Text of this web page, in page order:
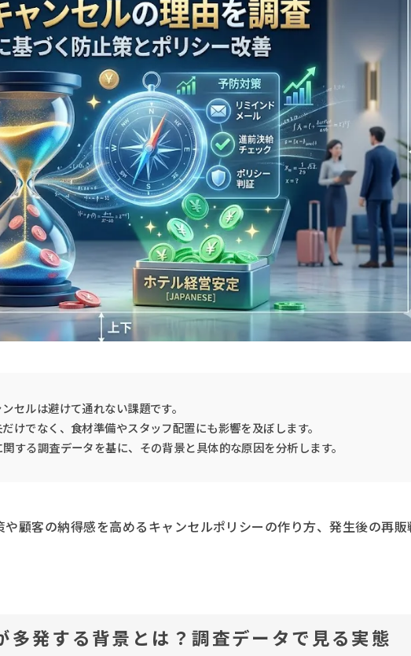
セルは避けて通れない課題です。
けでなく、食材準備やスタッフ配置にも影響を及ぼします。
する調査データを基に、その背景と具体的な原因を分析します。
顧客の納得感を高めるキャンセルポリシーの作り方、発生後の再販
多発する背景とは？調査データで見る実態